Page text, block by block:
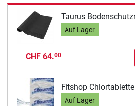
Taurus
Auf Lager
CHF 64.00
Fitshop
Auf Lager